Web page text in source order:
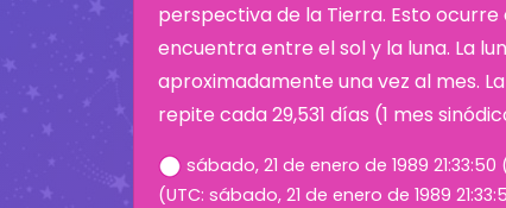
perspectiva de la Tierra. Esto ocurre
encuentra entre el sol y la luna. La
aproximadamente una vez al mes.
repite cada 29,531 días (1 mes
sábado, 21 de enero de 1989 21:33:50
(UTC: sábado, 21 de enero de 1989